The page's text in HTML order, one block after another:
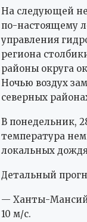
На следующей
по-настоящему
управления
региона
районы округа
Ночью воздух
северных
В понедельник,
температура
локальных
Детальный
— Ханты-
10 м/с.